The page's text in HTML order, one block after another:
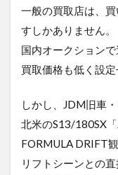
一般の買取店は、
すしかありません
国内オークション
買取価格も低く設定
しかし、JDM旧車
北米のS13/180SX
FORMULA DRIFT
リフトシーンとの